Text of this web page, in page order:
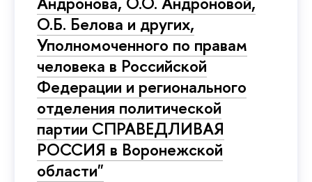
О.Б. Белова и других,
Уполномоченного по правам
человека в Российской
Федерации и регионального
отделения политической
партии СПРАВЕДЛИВАЯ
РОССИЯ в Воронежской
области"